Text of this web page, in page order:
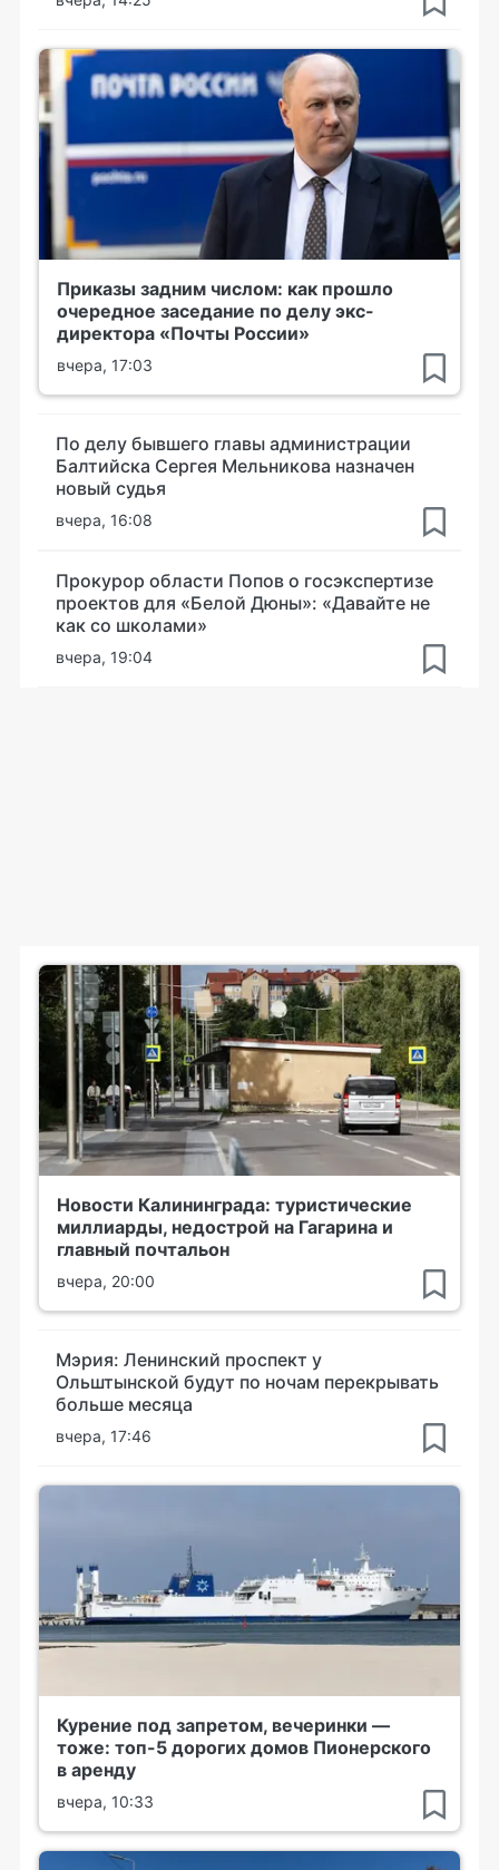
Приказы задним числом: как прошло
очередное заседание по делу экс-
директора «Почты России»
вчера, 17:03
По делу бывшего главы администрации
Балтийска Сергея Мельникова назначен
новый судья
вчера, 16:08
Прокурор области Попов о госэкспертизе
проектов для «Белой Дюны»: «Давайте не
как со школами»
вчера, 19:04
Новости Калининграда: туристические
миллиарды, недострой на Гагарина и
главный почтальон
вчера, 20:00
Мэрия: Ленинский проспект у
Ольштынской будут по ночам перекрывать
больше месяца
вчера, 17:46
Курение под запретом, вечеринки —
тоже: топ-5 дорогих домов Пионерского
в аренду
вчера, 10:33